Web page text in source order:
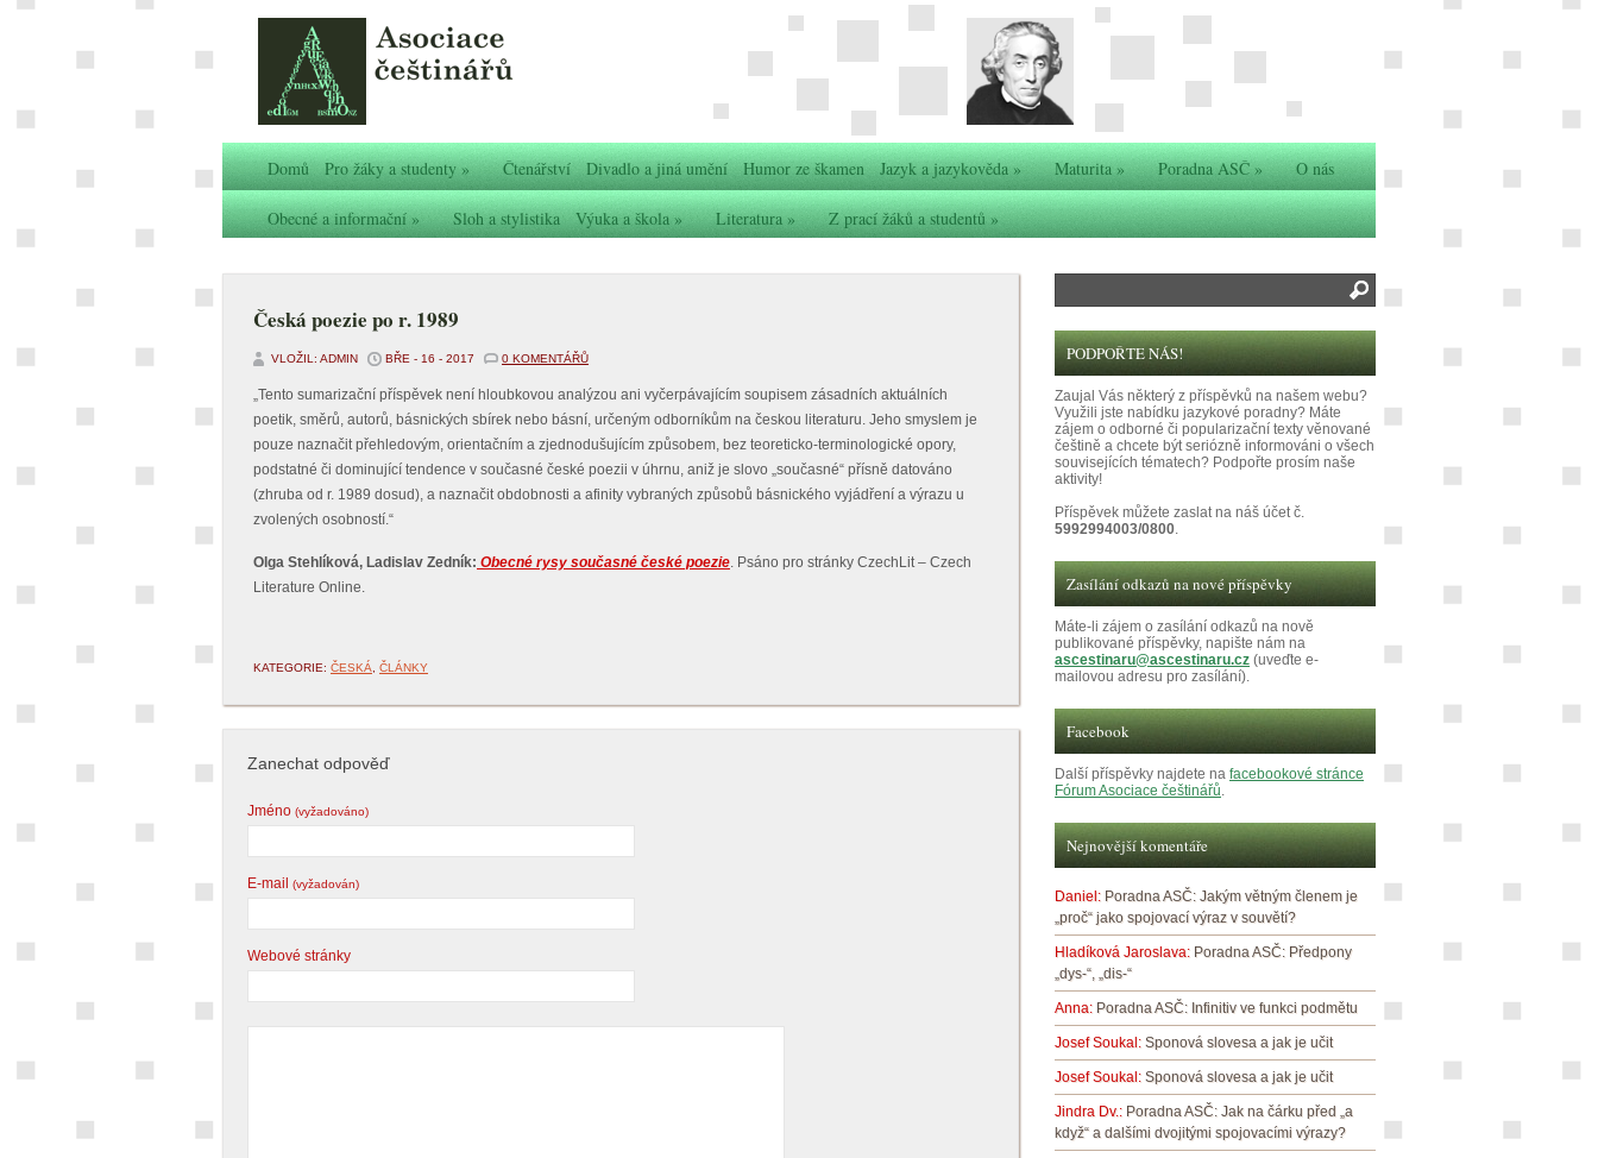
Domů Pro žáky a studenty» Čtenářství Divadlo a jiná umění Humor ze škamen Jazyk a jazykověda» Maturita» Poradna ASČ» O nás
Obecné a informační» Sloh a stylistika Výuka a škola» Literatura» Z prací žáků a studentů»
Česká poezie po r. 1989
VLOŽIL: ADMIN BŘE - 16 - 2017 0 KOMENTÁŘŮ
„Tento sumarizační příspěvek není hloubkovou analýzou ani vyčerpávajícím soupisem zásadních aktuálních
poetik, směrů, autorů, básnických sbírek nebo básní, určeným odborníkům na českou literaturu. Jeho smyslem je
pouze naznačit přehledovým, orientačním a zjednodušujícím způsobem, bez teoreticko-terminologické opory,
podstatné či dominující tendence v současné české poezii v úhrnu, aniž je slovo „současné“ přísně datováno
(zhruba od r. 1989 dosud), a naznačit obdobnosti a afinity vybraných způsobů básnického vyjádření a výrazu u
zvolených osobností.“
Olga Stehlíková, Ladislav Zedník: Obecné rysy současné české poezie. Psáno pro stránky CzechLit – Czech
Literature Online.
KATEGORIE: ČESKÁ ČLÁNKY
Zanechat odpověď
Jméno (vyžadováno)
E-mail (vyžadován)
Webové stránky
PODPOŘTE NÁS!
Zaujal Vás některý z příspěvků na našem webu?
Využili jste nabídku jazykové poradny? Máte
zájem o odborné či popularizační texty věnované
češtině a chcete být seriózně informováni o všech
souvisejících tématech? Podpořte prosím naše
aktivity!
Příspěvek můžete zaslat na náš účet č.
5992994003/0800.
Zasílání odkazů na nové příspěvky
Máte-li zájem o zasílání odkazů na nově
publikované příspěvky, napište nám na
ascestinaru@ascestinaru.cz (uveďte e-
mailovou adresu pro zasílání).
Facebook
Další příspěvky najdete na facebookové stránce
Fórum Asociace češtinářů.
Nejnovější komentáře
Daniel: Poradna ASČ: Jakým větným členem je
„proč“ jako spojovací výraz v souvětí?
Hladíková Jaroslava: Poradna ASČ: Předpony
„dys-“, „dis-“
Anna: Poradna ASČ: Infinitiv ve funkci podmětu
Josef Soukal: Sponová slovesa a jak je učit
Josef Soukal: Sponová slovesa a jak je učit
Jindra Dv.: Poradna ASČ: Jak na čárku před „a
když“ a dalšími dvojitými spojovacími výrazy?